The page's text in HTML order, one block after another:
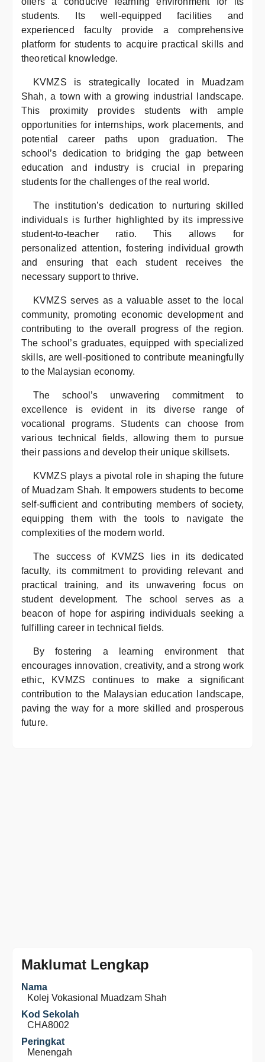
students. Its well-equipped facilities and
experienced faculty provide a comprehensive
platform for students to acquire practical skills and
theoretical knowledge.
KVMZS is strategically located in Muadzam
Shah, a town with a growing industrial landscape.
This proximity provides students with ample
opportunities for internships, work placements, and
potential career paths upon graduation. The
school’s dedication to bridging the gap between
education and industry is crucial in preparing
students for the challenges of the real world.
The institution’s dedication to nurturing skilled
individuals is further highlighted by its impressive
student-to-teacher ratio. This allows for
personalized attention, fostering individual growth
and ensuring that each student receives the
necessary support to thrive.
KVMZS serves as a valuable asset to the local
community, promoting economic development and
contributing to the overall progress of the region.
The school’s graduates, equipped with specialized
skills, are well-positioned to contribute meaningfully
to the Malaysian economy.
The school’s unwavering commitment to
excellence is evident in its diverse range of
vocational programs. Students can choose from
various technical fields, allowing them to pursue
their passions and develop their unique skillsets.
KVMZS plays a pivotal role in shaping the future
of Muadzam Shah. It empowers students to become
self-sufficient and contributing members of society,
equipping them with the tools to navigate the
complexities of the modern world.
The success of KVMZS lies in its dedicated
faculty, its commitment to providing relevant and
practical training, and its unwavering focus on
student development. The school serves as a
beacon of hope for aspiring individuals seeking a
fulfilling career in technical fields.
By fostering a learning environment that
encourages innovation, creativity, and a strong work
ethic, KVMZS continues to make a significant
contribution to the Malaysian education landscape,
paving the way for a more skilled and prosperous
future.
Maklumat Lengkap
Nama
Kolej Vokasional Muadzam Shah
Kod Sekolah
CHA8002
Peringkat
Menengah